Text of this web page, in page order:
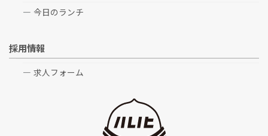
今日のランチ
採用情報
求人フォーム